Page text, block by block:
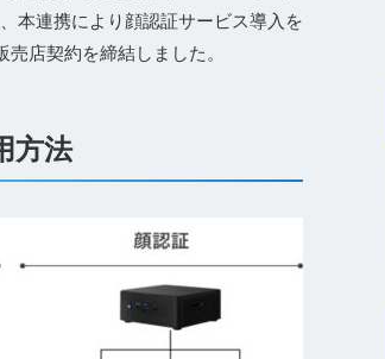
本連携により顔認証サービス導入を
店契約を締結しました。
方法